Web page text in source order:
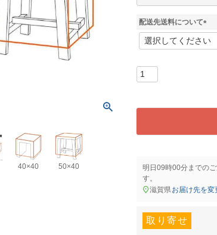
40×40 50×40
配送先送料について
(
必
明日 09時00分までの
す。
滋賀県お届け先を変
取り寄せ